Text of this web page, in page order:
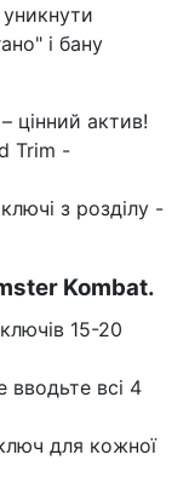
і бану
цінний актив!
Trim -
з розділу -
Kombat.
15-20
вводьте всі 4
для кожної